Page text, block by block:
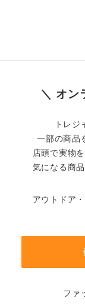
＼ オン
トレジ
一部の商品
店頭で実物
気になる商
アウトドア
ファ